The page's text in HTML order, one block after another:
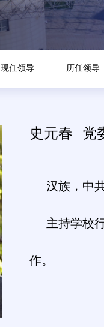
现任领导 历任领导
史元春 党
汉族，中
主持学校
作。